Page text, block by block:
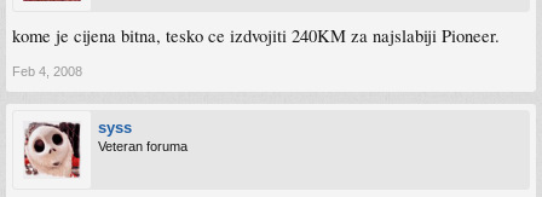
kome je cijena bitna, tesko ce izdvojiti 240KM za najslabiji Pioneer.
Feb 4, 2008
syss
Veteran foruma